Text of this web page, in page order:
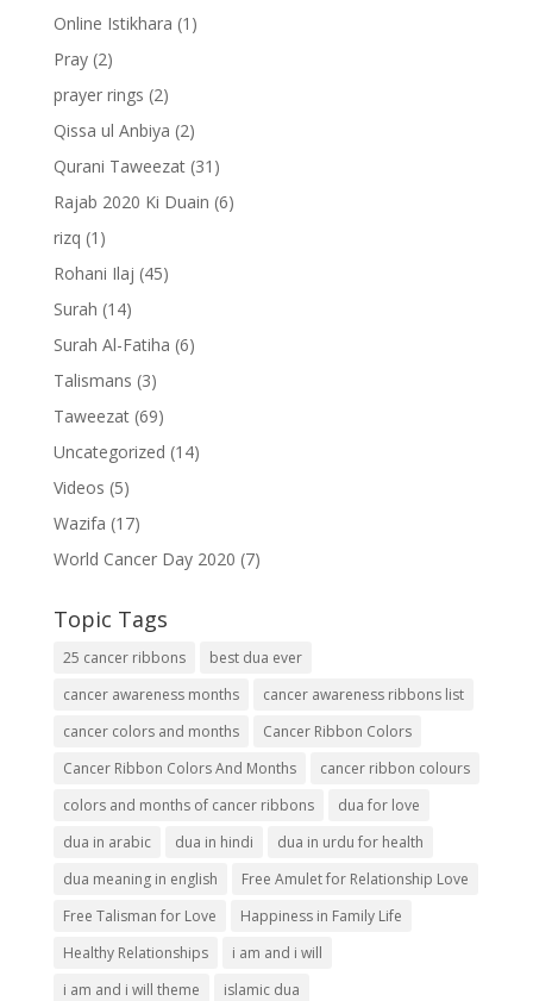
Online Istikhara (1)
Pray(2)
prayer rings (2)
Qissa ul Anbiya (2)
Qurani Taweezat(31)
Rajab 2020 Ki Duain (6)
rizq (1)
Rohani Ilaj (45)
Surah (14)
Surah Al-Fatiha (6)
Talismans (3)
Taweezat(69)
Uncategorized (14)
Videos (5)
Wazifa (17)
World Cancer Day 2020 (7)
Topic Tags
25 cancer ribbons
best dua ever
cancer awareness months
cancer awareness ribbons list
cancer colors and months
Cancer Ribbon Colors
Cancer Ribbon Colors And Months
cancer ribbon colours
colors and months of cancer ribbons
dua for love
dua in arabic
dua in hindi
dua in urdu for health
dua meaning in english
Free Amulet for Relationship Love
Free Talisman for Love
Happiness in Family Life
Healthy Relationships
i am and i will
i am and i will theme
islamic dua